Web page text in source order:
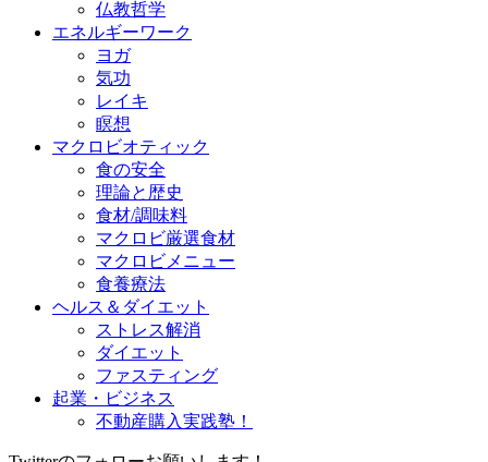
仏教哲学
エネルギーワーク
ヨガ
気功
レイキ
瞑想
マクロビオティック
食の安全
理論と歴史
食材/調味料
マクロビ厳選食材
マクロビメニュー
食養療法
ヘルス＆ダイエット
ストレス解消
ダイエット
ファスティング
起業・ビジネス
不動産購入実践塾！